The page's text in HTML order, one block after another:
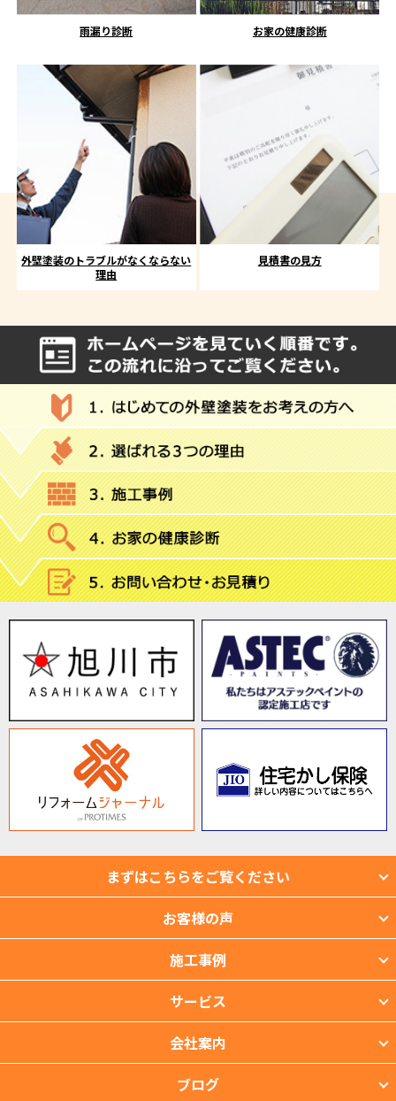
雨漏り診断 お家の健康診断
外壁塗装のトラブルがなくならない
理由
見積書の見方
まずはこちらをご覧ください
お客様の声
施工事例
サービス
会社案内
ブログ